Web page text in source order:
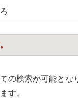
の検索が可能とな
す。